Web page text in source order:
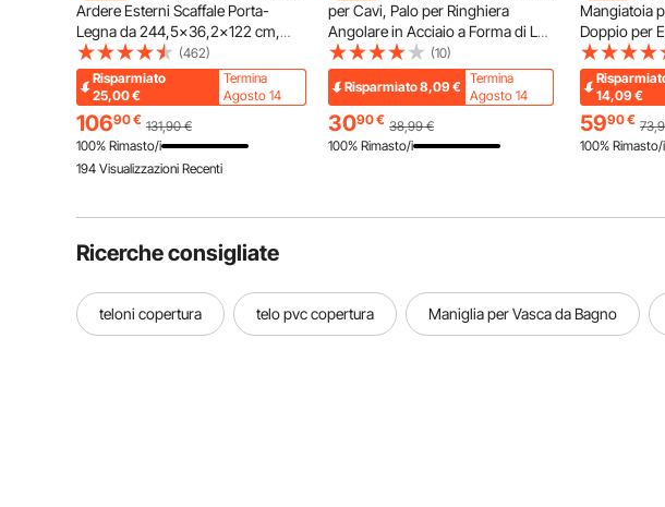
Ardere Esterni Scaffale Porta-
Legna da 244,5x36,2x122 cm,
Capacità da 590 kg Legna da
Ardere Log Rack in Acciaio Nero,
Impilatore di Legno Scaffale Uso in
Fattoria, Cortile
(462)
Risparmiato
25,00€
Termina
Agosto 14
10690€ 131,90 €
100% Rimasto/i
194 Visualizzazioni Recenti
per Cavi, Palo per Ringhiera
Angolare in Acciaio a Forma di L
con Foro a L, 10 Fori Preforati,
Acciaio Inox, 91,4x2,5x5 cm,
1JZLGZHS9142UYBR4V0
(10)
Risparmiato8,09€
Termina
Agosto 14
3090€ 38,99 €
100% Rimasto/i
Mangiatoia
Doppio per
mm Palo
Giardino,
Cesti per
Campanelli
14,09€
5990€
100% Rimasto/i
Ricerche consigliate
teloni copertura telo pvc copertura Maniglia per Vasca da Bagno